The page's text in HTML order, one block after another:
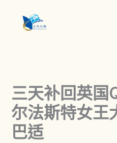
content
三天补回英国
尔法斯特女王
巴适